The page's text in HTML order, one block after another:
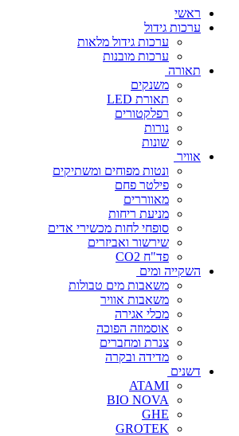
ראשי
ערכות גידול
ערכות גידול מלאות
ערכות מובנות
תאורה
משנקים
תאורת LED
רפלקטורים
נורות
שונות
אוויר
ונטות מפוחים ומשתיקים
פילטר פחם
מאווררים
מניעת ריחות
סופחי לחות מכשירי אדים
שירשור ואביזרים
פד"ח CO2
השקייה ומים
משאבות מים טבולות
משאבות אוויר
מכלי אגירה
אוסמוזה הפוכה
צנרת ומחברים
מדידה ובקרה
דשנים
ATAMI
BIO NOVA
GHE
GROTEK